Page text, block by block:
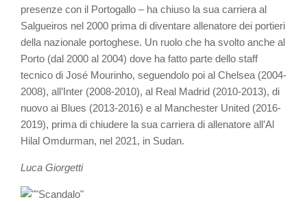
presenze con il Portogallo – ha chiuso la sua carriera al
Salgueiros nel 2000 prima di diventare allenatore dei portieri
della nazionale portoghese. Un ruolo che ha svolto anche al
Porto (dal 2000 al 2004) dove ha fatto parte dello staff
tecnico di José Mourinho, seguendolo poi al Chelsea (2004-
2008), all’Inter (2008-2010), al Real Madrid (2010-2013), di
nuovo ai Blues (2013-2016) e al Manchester United (2016-
2019), prima di chiudere la sua carriera di allenatore all’Al
Hilal Omdurman, nel 2021, in Sudan.
Luca Giorgetti